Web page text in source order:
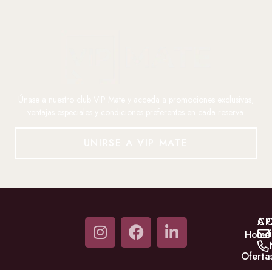
Home